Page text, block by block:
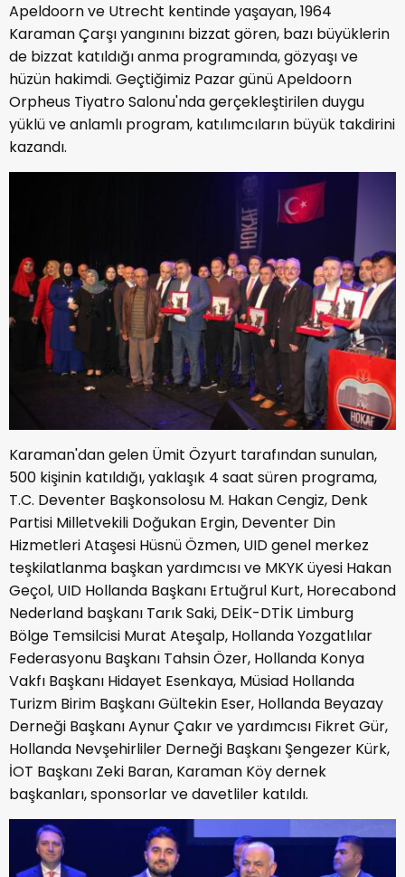
Apeldoorn ve Utrecht kentinde yaşayan, 1964
Karaman Çarşı yangınını bizzat gören, bazı büyüklerin
de bizzat katıldığı anma programında, gözyaşı ve
hüzün hakimdi. Geçtiğimiz Pazar günü Apeldoorn
Orpheus Tiyatro Salonu'nda gerçekleştirilen duygu
yüklü ve anlamlı program, katılımcıların büyük takdirini
kazandı.
Karaman'dan gelen Ümit Özyurt tarafından sunulan,
500 kişinin katıldığı, yaklaşık 4 saat süren programa,
T.C. Deventer Başkonsolosu M. Hakan Cengiz, Denk
Partisi Milletvekili Doğukan Ergin, Deventer Din
Hizmetleri Ataşesi Hüsnü Özmen, UID genel merkez
teşkilatlanma başkan yardımcısı ve MKYK üyesi Hakan
Geçol, UID Hollanda Başkanı Ertuğrul Kurt, Horecabond
Nederland başkanı Tarık Saki, DEİK-DTİK Limburg
Bölge Temsilcisi Murat Ateşalp, Hollanda Yozgatlılar
Federasyonu Başkanı Tahsin Özer, Hollanda Konya
Vakfı Başkanı Hidayet Esenkaya, Müsiad Hollanda
Turizm Birim Başkanı Gültekin Eser, Hollanda Beyazay
Derneği Başkanı Aynur Çakır ve yardımcısı Fikret Gür,
Hollanda Nevşehirliler Derneği Başkanı Şengezer Kürk,
İOT Başkanı Zeki Baran, Karaman Köy dernek
başkanları, sponsorlar ve davetliler katıldı.